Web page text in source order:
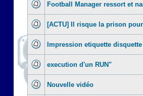
Football Manager ressort et
[ACTU] Il risque la prison
Impression etiquette disquette
execution d'un RUN"
Nouvelle vidéo